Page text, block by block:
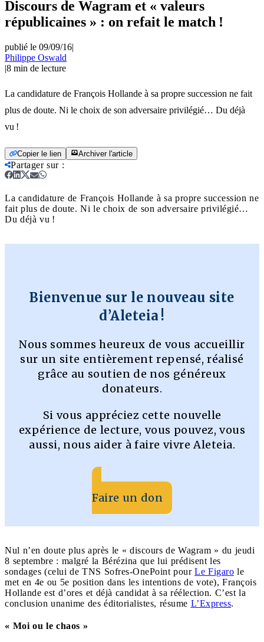
Discours de Wagram et « valeurs
républicaines » : on refait le match !
publié le 09/09/16|
Philippe Oswald
|8 min de lecture
La candidature de François Hollande à sa propre succession ne fait
plus de doute. Ni le choix de son adversaire privilégié… Du déjà
vu !
Copier le lien Archiver l'article
Partager sur:
La candidature de François Hollande à sa propre succession ne
fait plus de doute. Ni le choix de son adversaire privilégié…
Du déjà vu !
Bienvenue sur le nouveau site
d’Aleteia !
Nous sommes heureux de vous accueillir
sur un site entièrement repensé, réalisé
grâce au soutien de nos généreux
donateurs.
Si vous appréciez cette nouvelle
expérience de lecture, vous pouvez, vous
aussi, nous aider à faire vivre Aleteia.
Faire un don
Nul n’en doute plus après le « discours de Wagram » du jeudi
8 septembre : malgré la Bérézina que lui prédisent les
sondages (celui de TNS Sofres-OnePoint pour Le Figaro le
met en 4e ou 5e position dans les intentions de vote), François
Hollande est d’ores et déjà candidat à sa réélection. C’est la
conclusion unanime des éditorialistes, résume L’Express.
« Moi ou le chaos »